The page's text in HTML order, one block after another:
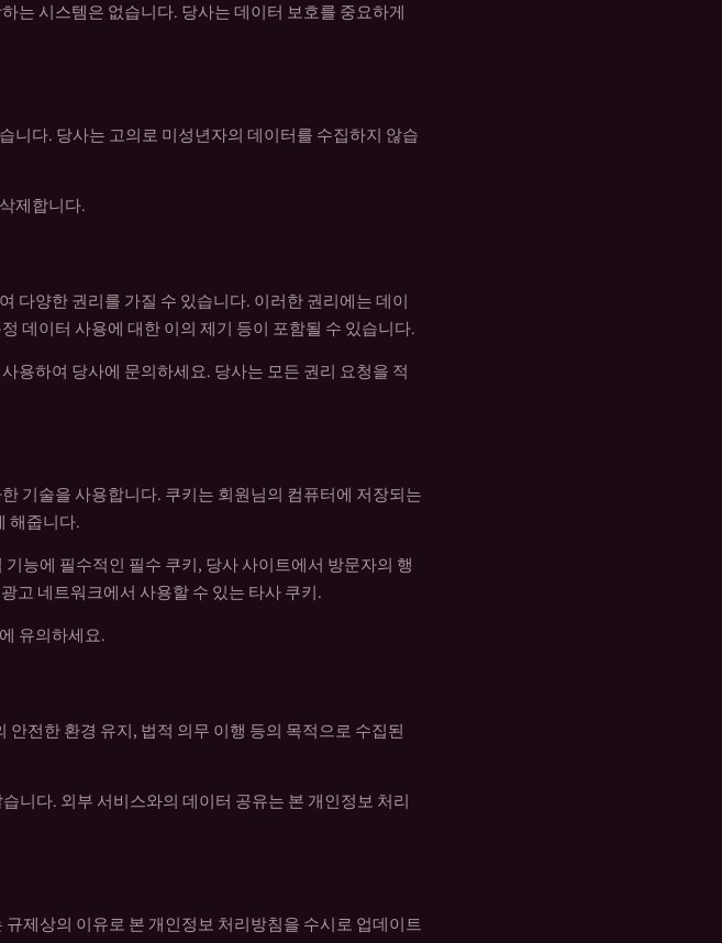
는 시스템은 없습니다. 당사는 데이터 보호를 중요하게
니다. 당사는 고의로 미성년자의 데이터를 수집하지 않습
제합니다.
다양한 권리를 가질 수 있습니다. 이러한 권리에는 데이
데이터 사용에 대한 이의 제기 등이 포함될 수 있습니다.
용하여 당사에 문의하세요. 당사는 모든 권리 요청을 적
기술을 사용합니다. 쿠키는 회원님의 컴퓨터에 저장되는
해줍니다.
능에 필수적인 필수 쿠키, 당사 사이트에서 방문자의 행
고 네트워크에서 사용할 수 있는 타사 쿠키.
유의하세요.
전한 환경 유지, 법적 의무 이행 등의 목적으로 수집된
니다. 외부 서비스와의 데이터 공유는 본 개인정보 처리
제상의 이유로 본 개인정보 처리방침을 수시로 업데이트